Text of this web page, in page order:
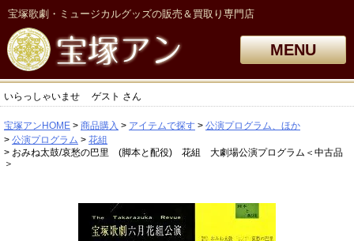
宝塚歌劇・ミュージカルグッズの販売＆買取り専門店
MENU
いらっしゃいませ ゲスト さん
宝塚アンHOME 商品購入 アイテムで探す
公演プログラム、ほか
公演プログラム
花組
おみね太鼓/哀愁の巴里 (脚本と配役) 花組 大劇場公演プログラム＜中古品
＞